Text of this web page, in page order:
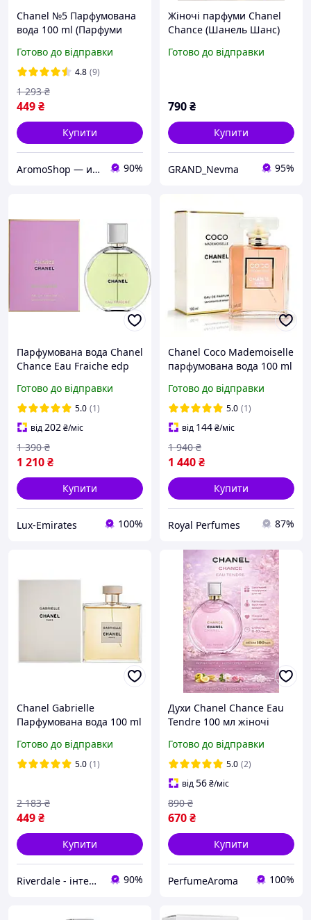
Chanel №5 Парфумована
вода 100 ml (Парфуми
Жіночі парфуми chanel
номер 5 Parfum chanel no
5)
Готово до відправки
4.8 (9)
449₴
1 293 ₴
Купити
AromoShop — интернет-магазин парфюмерии и косметики 90%
Жіночі парфуми Chanel
Chance (Шанель Шанс)
шлейфовий аромат
Готово до відправки
790₴
Купити
GRAND_Nevma 95%
Парфумована вода Chanel
Chance Eau Fraiche edp
Фреш Парфум 100 мл.
Готово до відправки
5.0 (1)
від202₴/міс
1 210₴
1 390 ₴
Купити
Lux-Emirates 100%
Chanel Coco Mademoiselle
парфумована вода 100 ml
Готово до відправки
5.0 (1)
від 144₴/міс
1 440₴
1 940 ₴
Купити
Royal Perfumes 87%
Chanel Gabrielle
Парфумована вода 100 ml
Габріела Габріела Жіночі
Парфуми Жіноча
Готово до відправки
5.0 (1)
449₴
2 183 ₴
Купити
Riverdale - інтернет магазин 90%
Духи Chanel Chance Eau
Tendre 100 мл жіночі
аромат зі шлейфом
Шанель Шанс Тендре
Готово до відправки
5.0 (2)
від56₴/міс
670₴
890 ₴
Купити
PerfumeAroma 100%